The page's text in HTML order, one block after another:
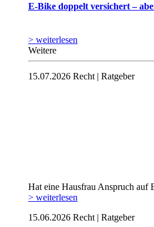
E-Bike doppelt versichert –
> weiterlesen
Weitere
15.07.2026 Recht | Ratgeber
Hat eine Hausfrau Anspruch auf
> weiterlesen
15.06.2026 Recht | Ratgeber